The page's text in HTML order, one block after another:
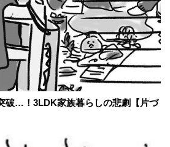
破…！3LDK家族暮らしの悲劇【片づ